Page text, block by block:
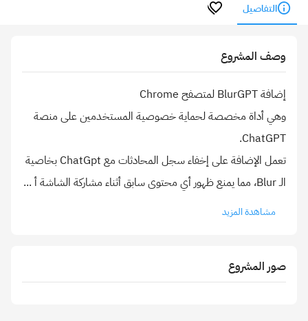
التفاصيل
وصف المشروع
وهي أداة مخصصة لحماية خصوصية المستخدمين على منصة
تعمل الإضافة على إخفاء سجل المحادثات مع ChatGpt بخاصية
الـ Blur، مما يمنع ظهور أي محتوى سابق أثناء مشاركة الشاشة أ
...
مشاهدة المزيد
صور المشروع